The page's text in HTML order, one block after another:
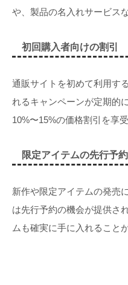
や、製品の名入れサービス
初回購入者向けの割引
通販サイトを初めて利用す
れるキャンペーンが定期的
10%〜15%の価格割引を享
限定アイテムの先行予約
新作や限定アイテムの発売
は先行予約の機会が提供さ
ムも確実に手に入れること